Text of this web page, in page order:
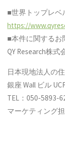
■世界トップレベ
https://
■本件に関するお
QY Research株式
日本現地法人の
銀座 Wall ビル
TEL：050-5893-
マーケティング